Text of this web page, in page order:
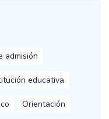
admisión
educativa
Orientación